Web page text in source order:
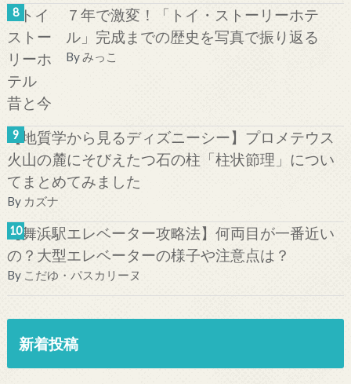
７年で激変！「トイ・ストーリーホテ
ル」完成までの歴史を写真で振り返る
Byみっこ
【地質学から見るディズニーシー】プロメテウス
火山の麓にそびえたつ石の柱「柱状節理」につい
てまとめてみました
By カズナ
【舞浜駅エレベーター攻略法】何両目が一番近い
の？大型エレベーターの様子や注意点は？
By こだゆ・パスカリーヌ
新着投稿